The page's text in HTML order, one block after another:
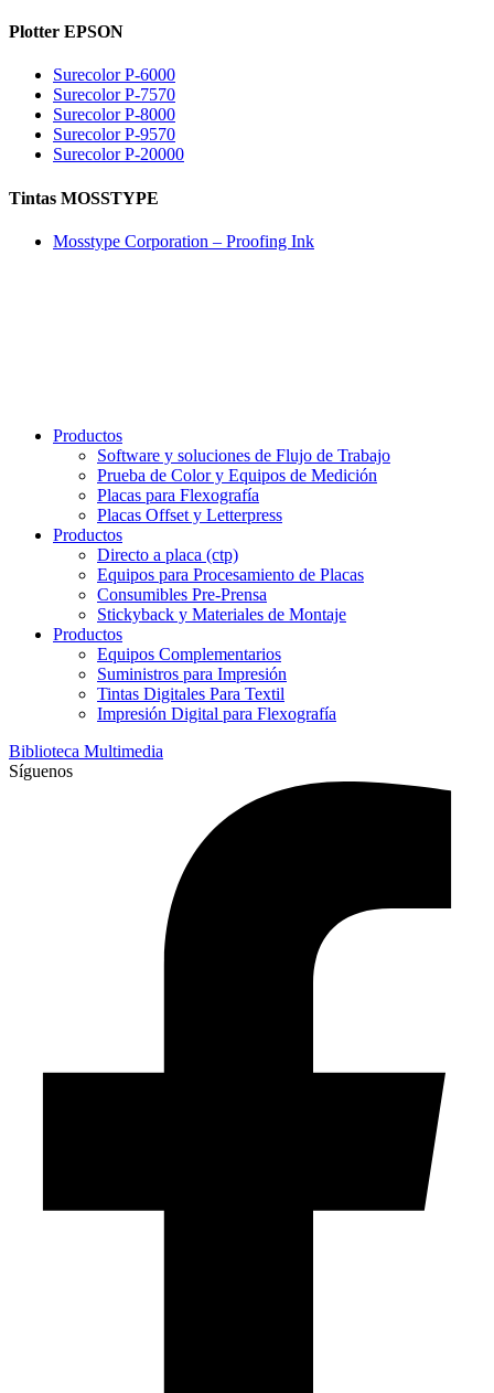
Plotter EPSON
Surecolor P-6000
Surecolor P-7570
Surecolor P-8000
Surecolor P-9570
Surecolor P-20000
Tintas MOSSTYPE
Mosstype Corporation – Proofing Ink
Productos
Software y soluciones de Flujo de Trabajo
Prueba de Color y Equipos de Medición
Placas para Flexografía
Placas Offset y Letterpress
Productos
Directo a placa (ctp)
Equipos para Procesamiento de Placas
Consumibles Pre-Prensa
Stickyback y Materiales de Montaje
Productos
Equipos Complementarios
Suministros para Impresión
Tintas Digitales Para Textil
Impresión Digital para Flexografía
Biblioteca Multimedia
Síguenos